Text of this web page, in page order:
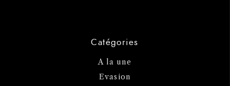
Catégories
A la une
Evasion